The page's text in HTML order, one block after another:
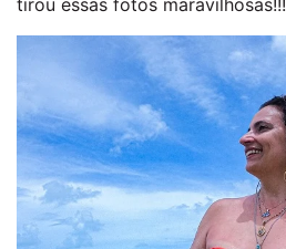
tirou essas fotos maravilhosas!!!